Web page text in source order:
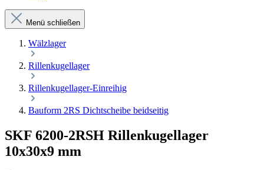
Menü schließen
Wälzlager
Rillenkugellager
Rillenkugellager-Einreihig
Bauform 2RS Dichtscheibe beidseitig
SKF 6200-2RSH Rillenkugellager
10x30x9 mm